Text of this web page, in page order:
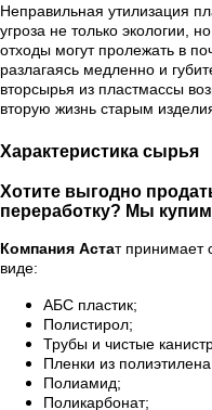
Неправильная утилизация
угроза не только экологии,
отходы могут пролежать в
разлагаясь медленно и
вторсырья из пластмассы
вторую жизнь старым
Характеристика сырья
Хотите выгодно
переработку? Мы
Компания Астат принимает
виде:
АБС пластик;
Полистирол;
Трубы и чистые
Пленки из
Полиамид;
Поликарбонат;